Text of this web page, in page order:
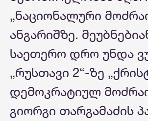
„ნაციონალური
ანგარიშზე.
საეთერო დრო უნდა
„რუსთავი 2“-ზე
დემოკრატიულ
გიორგი თარგამაძის